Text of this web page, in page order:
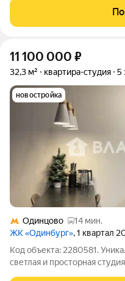
отличную тепло- и
6 этаже 24-этажного дома.
11 100 000 ₽
32,3 м² квартира-студия 5
новостройка
Одинцово
14 мин.
ЖК «Одинбург», 1 квартал
Код объекта: 2280581.
светлая и просторная